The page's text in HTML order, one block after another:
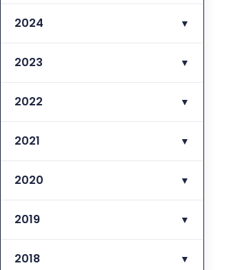
2024 ▼
2023 ▼
2022 ▼
2021 ▼
2020 ▼
2019 ▼
2018 ▼